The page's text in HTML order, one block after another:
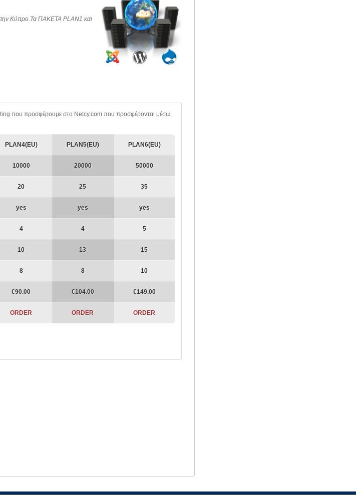
στην Κύπρο.Τα ΠΑΚΕΤΑ PLAN1 και
που προσφέρουμε στο Netcy.com που προσφέρονται μέσω
PLAN4(EU)
10000
20
yes
4
10
8
€90.00
ORDER
PLAN5(EU)
20000
25
yes
4
13
8
€104.00
ORDER
PLAN6(EU)
50000
35
yes
5
15
10
€149.00
ORDER